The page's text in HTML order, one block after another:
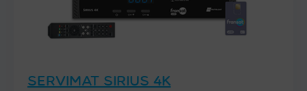
SERVIMAT SIRIUS 4K